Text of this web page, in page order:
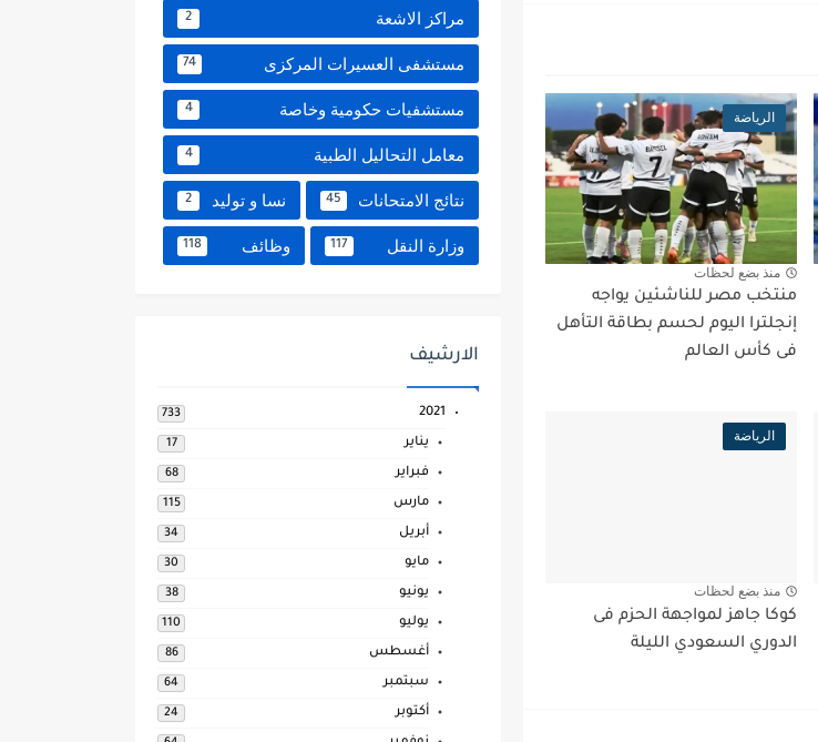
الرياضة
منذ بضع لحظات
منتخب مصر للناشئين يواجه
إنجلترا اليوم لحسم بطاقة التأهل
فى كأس العالم
الرياضة
منذ بضع لحظات
كوكا جاهز لمواجهة الحزم فى
الدوري السعودي الليلة
مراكز الاشعة 2
مستشفى العسيرات المركزى 74
مستشفيات حكومية وخاصة 4
معامل التحاليل الطبية 4
نتائج الامتحانات 45 نسا و توليد 2
وزارة النقل 117 وظائف 118
الارشيف
2021
733
يناير 17
فبراير 68
مارس 115
أبريل 34
مايو 30
يونيو 38
يوليو 110
أغسطس 86
سبتمبر 64
أكتوبر 24